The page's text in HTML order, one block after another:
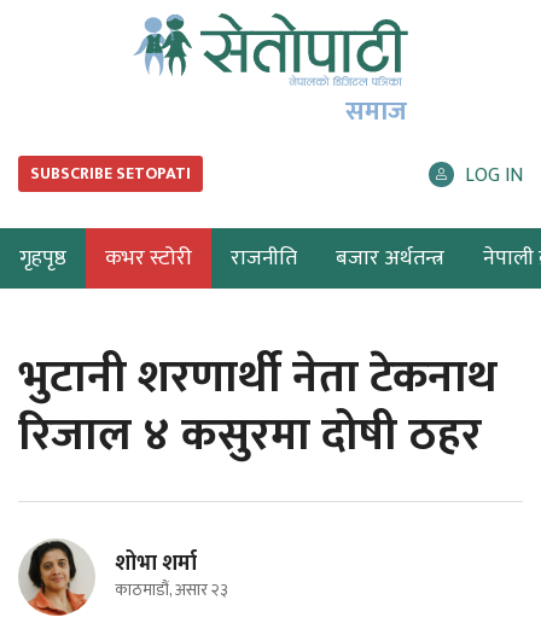
समाज
SUBSCRIBE SETOPATI LOG IN
गृहपृष्ठ कभर स्टोरी राजनीति बजार अर्थतन्त्र नेपाली
भुटानी शरणार्थी नेता टेकनाथ
रिजाल ४ कसुरमा दोषी ठहर
शोभा शर्मा
काठमाडौं, असार २३